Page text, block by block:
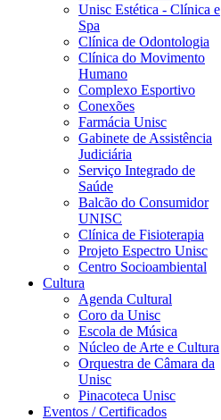
Unisc Estética - Clínica e
Spa
Clínica de Odontologia
Clínica do Movimento
Humano
Complexo Esportivo
Conexões
Farmácia Unisc
Gabinete de Assistência
Judiciária
Serviço Integrado de
Saúde
Balcão do Consumidor
UNISC
Clínica de Fisioterapia
Projeto Espectro Unisc
Centro Socioambiental
Cultura
Agenda Cultural
Coro da Unisc
Escola de Música
Núcleo de Arte e Cultura
Orquestra de Câmara da
Unisc
Pinacoteca Unisc
Eventos / Certificados